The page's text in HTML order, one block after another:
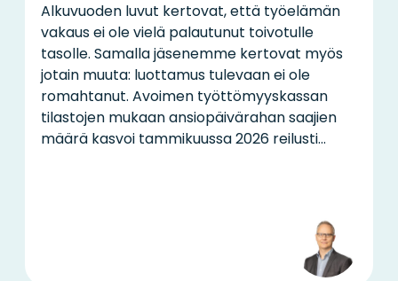
Alkuvuoden luvut kertovat, että työelämän
vakaus ei ole vielä palautunut toivotulle
tasolle. Samalla jäsenemme kertovat myös
jotain muuta: luottamus tulevaan ei ole
romahtanut. Avoimen työttömyyskassan
tilastojen mukaan ansiopäivärahan saajien
määrä kasvoi tammikuussa 2026 reilusti...